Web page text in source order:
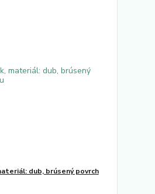
dub, brúsený povrch